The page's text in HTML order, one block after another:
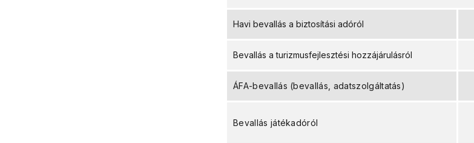
Havi bevallás a biztosítási adóról
Bevallás a turizmusfejlesztési hozzájárulásról
ÁFA-bevallás (bevallás, adatszolgáltatás)
Bevallás játékadóról